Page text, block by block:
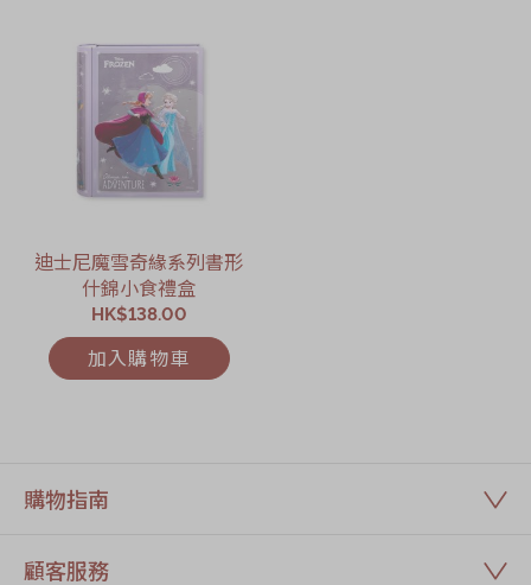
迪士尼魔雪奇緣系列書形
什錦小食禮盒
HK$138.00
加入購物車
購物指南
顧客服務